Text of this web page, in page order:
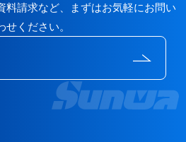
料請求など、まずはお気軽にお問い
せください。